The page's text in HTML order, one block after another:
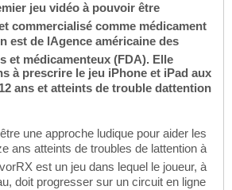
jeu vidéo à pouvoir être
commercialisé comme médicament
est de lAgence américaine des
et médicamenteux (FDA). Elle
à prescrire le jeu iPhone et iPad aux
ans et atteints de trouble dattention
une approche ludique pour aider les
ans atteints de troubles de lattention à
est un jeu dans lequel le joueur, à
doit progresser sur un circuit en ligne